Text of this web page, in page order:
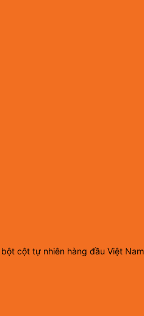
cột tự nhiên hàng đầu Việt Nam